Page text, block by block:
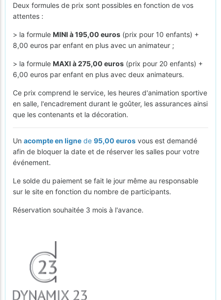
Deux formules de prix sont possibles en fonction de vos
attentes :
> la formule MINI à 195,00 euros (prix pour 10 enfants) +
8,00 euros par enfant en plus avec un animateur ;
> la formule MAXI à 275,00 euros (prix pour 20 enfants) +
6,00 euros par enfant en plus avec deux animateurs.
Ce prix comprend le service, les heures d'animation sportive
en salle, l'encadrement durant le goûter, les assurances ainsi
que les contenants et la décoration.
Un acompte en ligne de 95,00 euros vous est demandé
afin de bloquer la date et de réserver les salles pour votre
événement.
Le solde du paiement se fait le jour même au responsable
sur le site en fonction du nombre de participants.
Réservation souhaitée 3 mois à l'avance.